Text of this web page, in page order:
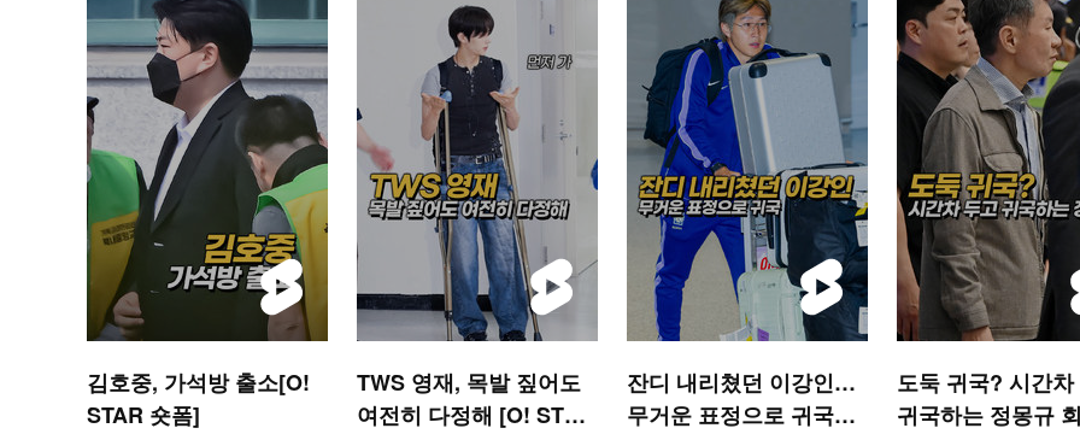
김호중, 가석방 출소[O!
STAR 숏폼]
TWS 영재, 목발 짚어도
여전히 다정해 [O! STAR
잔디 내리쳤던 이강인…
무거운 표정으로 귀국
도둑 귀국? 시간
귀국하는 정몽규